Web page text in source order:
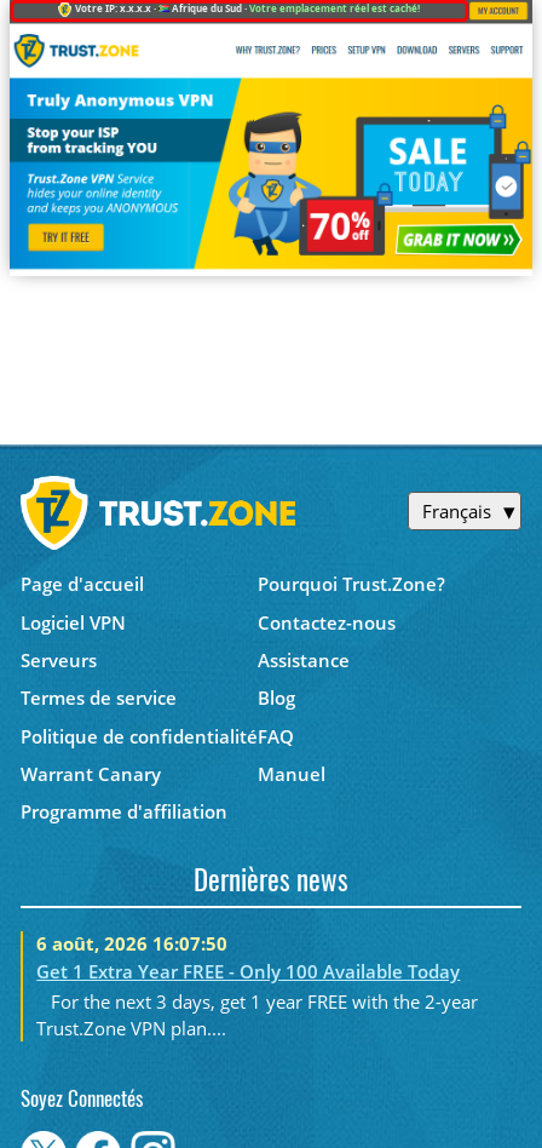
Votre IP: x.x.x.x · Afrique du Sud ·Votre emplacement réel est caché!
Français
Page d'accueil
Pourquoi Trust.Zone?
Logiciel VPN
Contactez-nous
Serveurs
Assistance
Termes de service
Blog
Politique de confidentialitéFAQ
Warrant Canary
Manuel
Programme d'affiliation
Dernières news
6 août, 2026 16:07:50
Get 1 Extra Year FREE - Only 100 Available Today
For the next 3 days, get 1 year FREE with the 2-year
Trust.Zone VPN plan....
Soyez Connectés